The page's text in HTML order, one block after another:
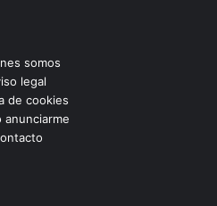
somos
legal
de cookies
anunciarme